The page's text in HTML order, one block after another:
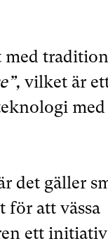
med
vilket är
med
det gäller
för att vässa
ett